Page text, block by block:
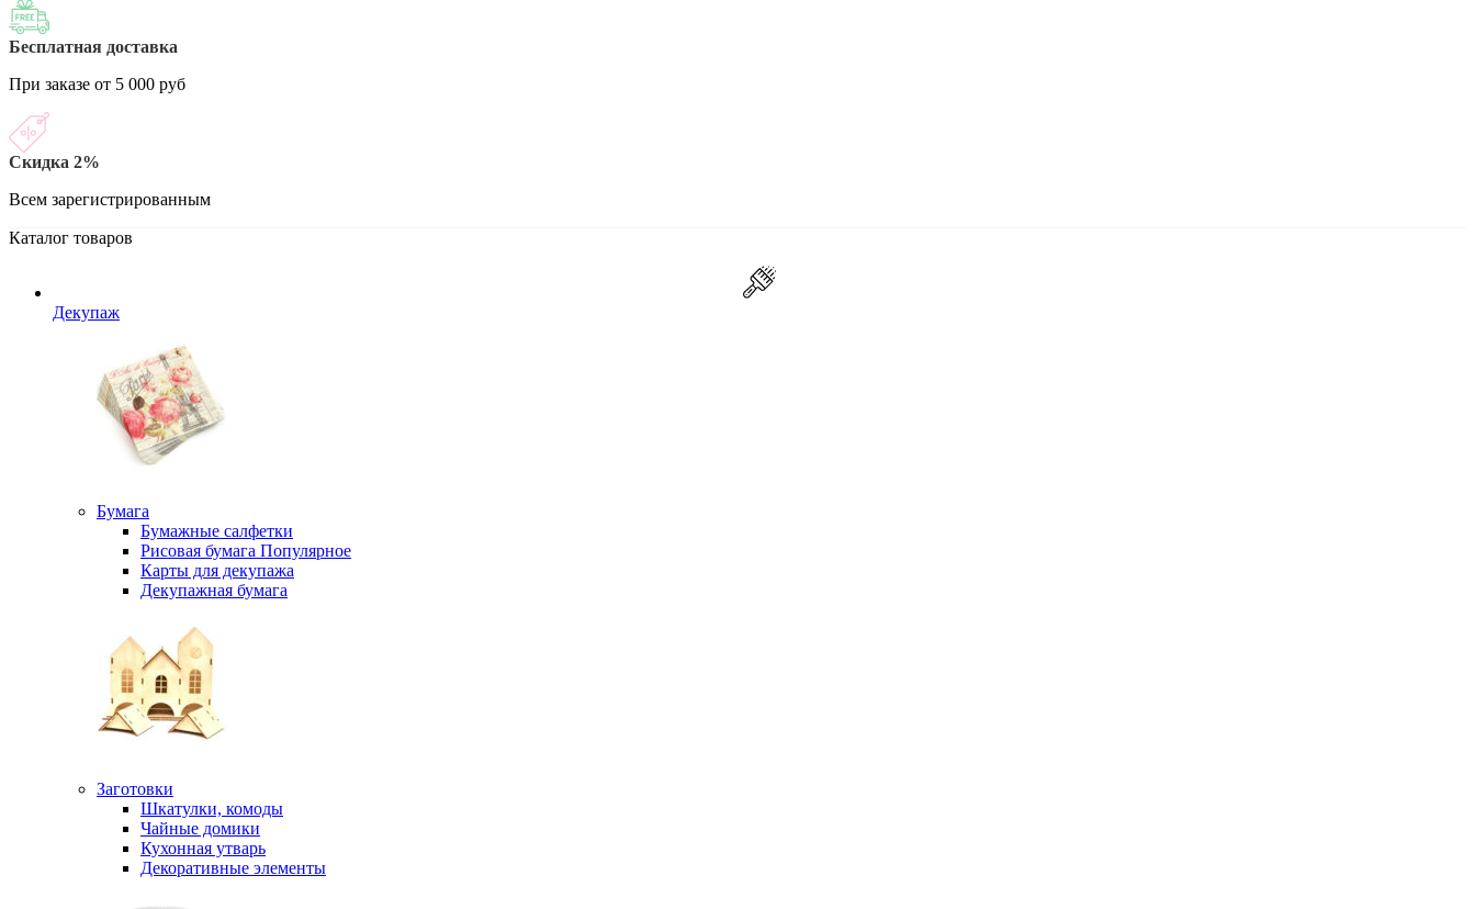
Бесплатная доставка
При заказе от 5 000 руб
Скидка 2%
Всем зарегистрированным
Каталог товаров
Декупаж
Бумага
Бумажные салфетки
Рисовая бумага Популярное
Карты для декупажа
Декупажная бумага
Заготовки
Шкатулки, комоды
Чайные домики
Кухонная утварь
Декоративные элементы